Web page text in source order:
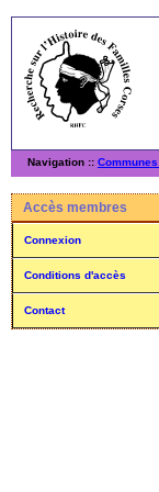
Navigation ::
Accès membres
Connexion
Conditions d'accès
Contact